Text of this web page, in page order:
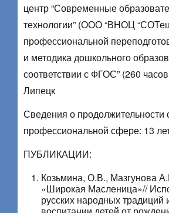
центр “Современные
технологии” (ООО “ВНОЦ
профессиональной
и методика дошкольного
соответствии с ФГОС” (260
Липецк
Сведения о продолжительности
профессиональной сфере: 13
ПУБЛИКАЦИИ:
Козьмина, О.В., Мазгунова
«Широкая Масленица»//
русских народных традиций